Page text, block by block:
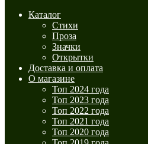
Каталог
Стихи
Проза
Значки
Открытки
Доставка и оплата
О магазине
Топ 2024 года
Топ 2023 года
Топ 2022 года
Топ 2021 года
Топ 2020 года